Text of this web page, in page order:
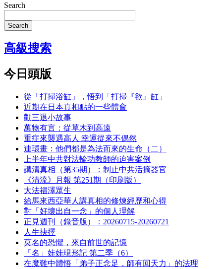
Search
Search
高級搜索
今日頭版
從「打掃浴缸」，悟到「打掃『欲』缸」
近期在日本真相點的一些體會
勸三退小故事
萬物有言：從草木到高遠
重症來襲遇高人 幸運從來不偶然
連環畫：他們都是為法而來的生命（二）
上半年中共對法輪功教師的迫害案例
講清真相（第35期）：制止中共活摘器官
《清流》月報 第251期（印刷版）
大法福澤眾生
給馬來西亞華人講真相的修煉經歷和心得
對「好壞出自一念」的個人理解
正見週刊（錄音版）：20260715-20260721
人生抉擇
莫名的恐懼，來自前世的記憶
「名」娃娃現形記 第二季（6）
在魔難中體悟「弟子正念足，師有回天力」的法理